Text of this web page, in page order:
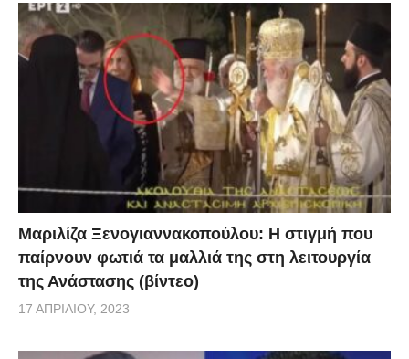
Μαριλίζα Ξενογιαννακοπούλου: Η στιγμή που
παίρνουν φωτιά τα μαλλιά της στη λειτουργία
της Ανάστασης (βίντεο)
17 ΑΠΡΙΛΊΟΥ, 2023